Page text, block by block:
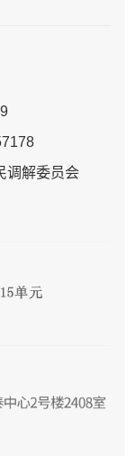
调解委员会